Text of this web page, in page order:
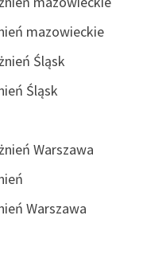
mazowieckie
Śląsk
Śląsk
Warszawa
Warszawa